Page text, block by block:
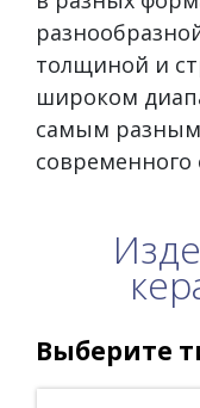
толщиной и
широком
самым разным
современного
Выберите